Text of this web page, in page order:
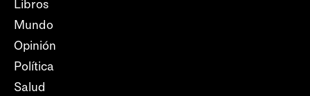
Libros
Mundo
Opinión
Política
Salud